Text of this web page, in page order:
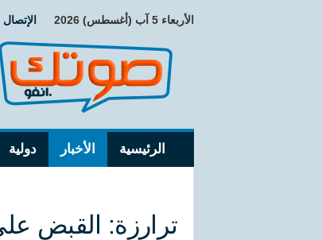
الأربعاء 5 آب (أغسطس) 2026 الإتصال
الرئيسية الأخبار دولية
ترارزة: القبض